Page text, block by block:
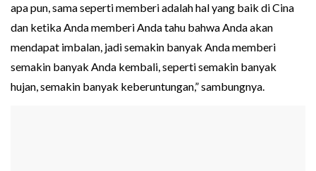
apa pun, sama seperti memberi adalah hal yang baik di Cina
dan ketika Anda memberi Anda tahu bahwa Anda akan
mendapat imbalan, jadi semakin banyak Anda memberi
semakin banyak Anda kembali, seperti semakin banyak
hujan, semakin banyak keberuntungan,” sambungnya.